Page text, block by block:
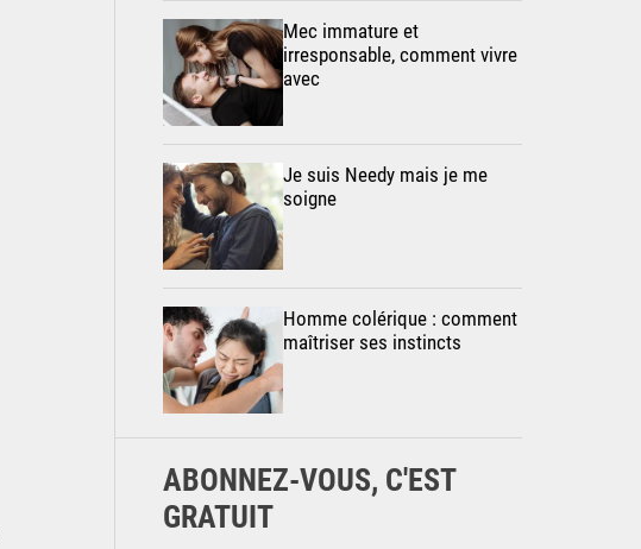
Mec immature et
irresponsable, comment vivre
avec
Je suis Needy mais je me
soigne
Homme colérique : comment
maîtriser ses instincts
ABONNEZ-VOUS, C'EST
GRATUIT